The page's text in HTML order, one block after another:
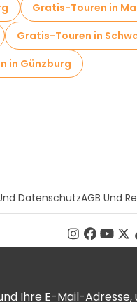
Gratis-Touren in
Gratis-Touren in
in Günzburg
DatenschutzAGB Und
Ihre E-Mail-